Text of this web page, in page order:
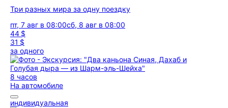
Три разных мира за одну поездку
пт, 7 авг в 08:00сб, 8 авг в 08:00
44 $
31 $
за одного
8 часов
На автомобиле
индивидуальная